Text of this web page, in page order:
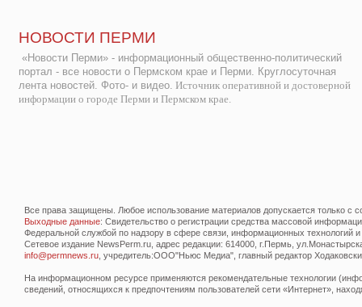
НОВОСТИ ПЕРМИ
«Новости Перми» - информационный общественно-политический
портал - все новости о Пермском крае и Перми. Круглосуточная
лента новостей. Фото- и видео. Источник оперативной и достоверной
информации о городе Перми и Пермском крае.
Все права защищены. Любое использование материалов допускается только с
Выходные данные: Свидетельство о регистрации средства массовой
Федеральной службой по надзору в сфере связи, информационных технологий
Сетевое издание NewsPerm.ru, адрес редакции: 614000, г.Пермь,
info@permnews.ru , учредитель:ООО"Ньюс Медиа", главный редактор
На информационном ресурсе применяются рекомендательные технологии
сведений, относящихся к предпочтениям пользователей сети «Интернет»,